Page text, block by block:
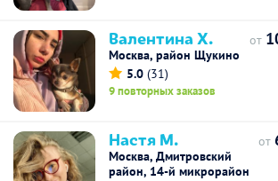
Валентина Х.
Москва, район Щукино
5.0 (31)
9 повторных заказов
от
Настя М.
Москва, Дмитровский
район, 14-й микрорайон
от